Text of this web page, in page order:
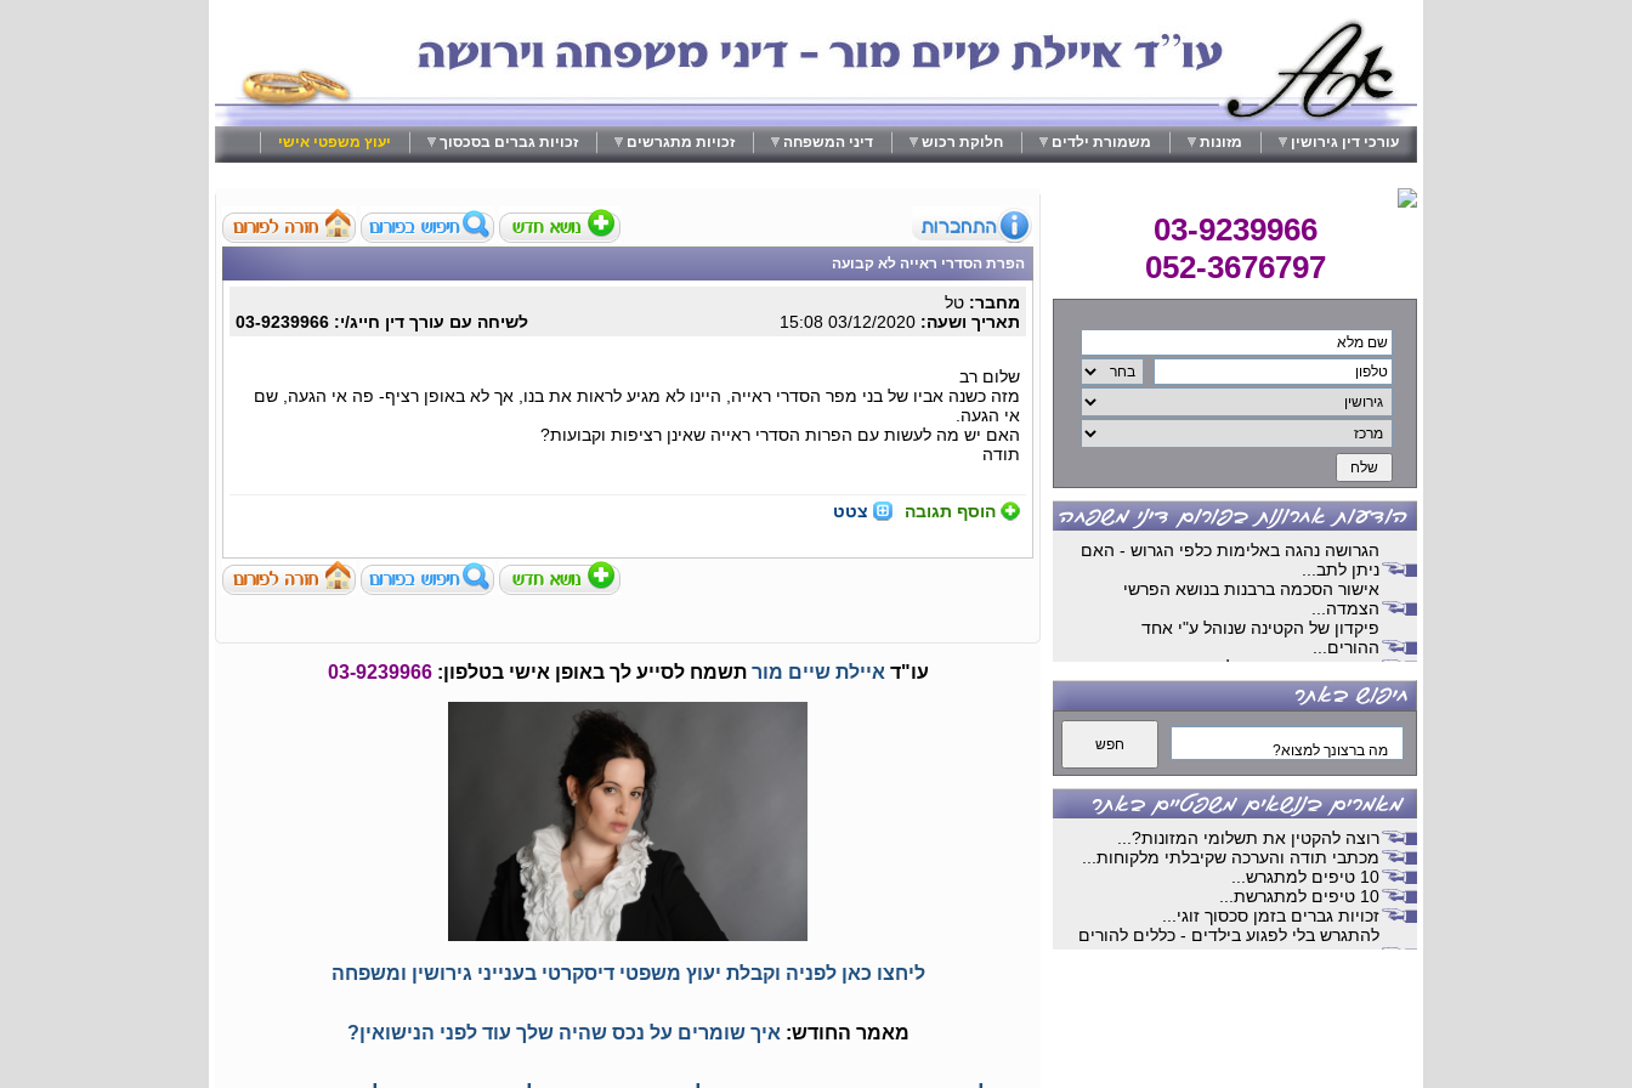
עורכי דין גירושין מזונות משמורת ילדים חלוקת רכוש דיני המשפחה זכויות מתגרשים זכויות גברים בסכסוך יעוץ משפטי אישי
03-9239966
052-3676797
הגרושה נהגה באלימות כלפי הגרוש - האם
ניתן לתב...
אישור הסכמה ברבנות בנושא הפרשי
הצמדה...
פיקדון של הקטינה שנוהל ע"י אחד
ההורים...
גירושים מנישואים שלא התקיימו בארץ...
ויכוחים כלכלים...
עבודות קלדנות מהבית ...
עבודה...
דרושים...
קלדנות...
השלמת הליך גירושין...
חלוקת רכוש ...
חיים כפולים...
מתי למאהבת יש מעמד של ידועה
בציבור...
משמורת משותפת...
הסכם ממון שלא אושר...
חלוקת רכוש...
רוצה להקטין את תשלומי המזונות?...
מכתבי תודה והערכה שקיבלתי מלקוחות...
10 טיפים למתגרש...
10 טיפים למתגרשת...
זכויות גברים בזמן סכסוך זוגי...
להתגרש בלי לפגוע בילדים - כללים להורים
הפרת הסדרי ראייה לא קבועה
מחבר: טל
תאריך ושעה:
לשיחה עם עורך דין חייג/י: 03-9239966
שלום רב
מזה כשנה אביו של בני מפר הסדרי ראייה, היינו לא מגיע לראות את בנו, אך לא באופן רציף- פה אי הגעה, שם
אי הגעה.
האם יש מה לעשות עם הפרות הסדרי ראייה שאינן רציפות וקבועות?
תודה
הוסף תגובה צטט
עו"ד איילת שיים מור תשמח לסייע לך באופן אישי בטלפון:03-9239966
ליחצו כאן לפניה וקבלת יעוץ משפטי דיסקרטי בענייני גירושין ומשפחה
מאמר החודש: איך שומרים על נכס שהיה שלך עוד לפני הנישואין?